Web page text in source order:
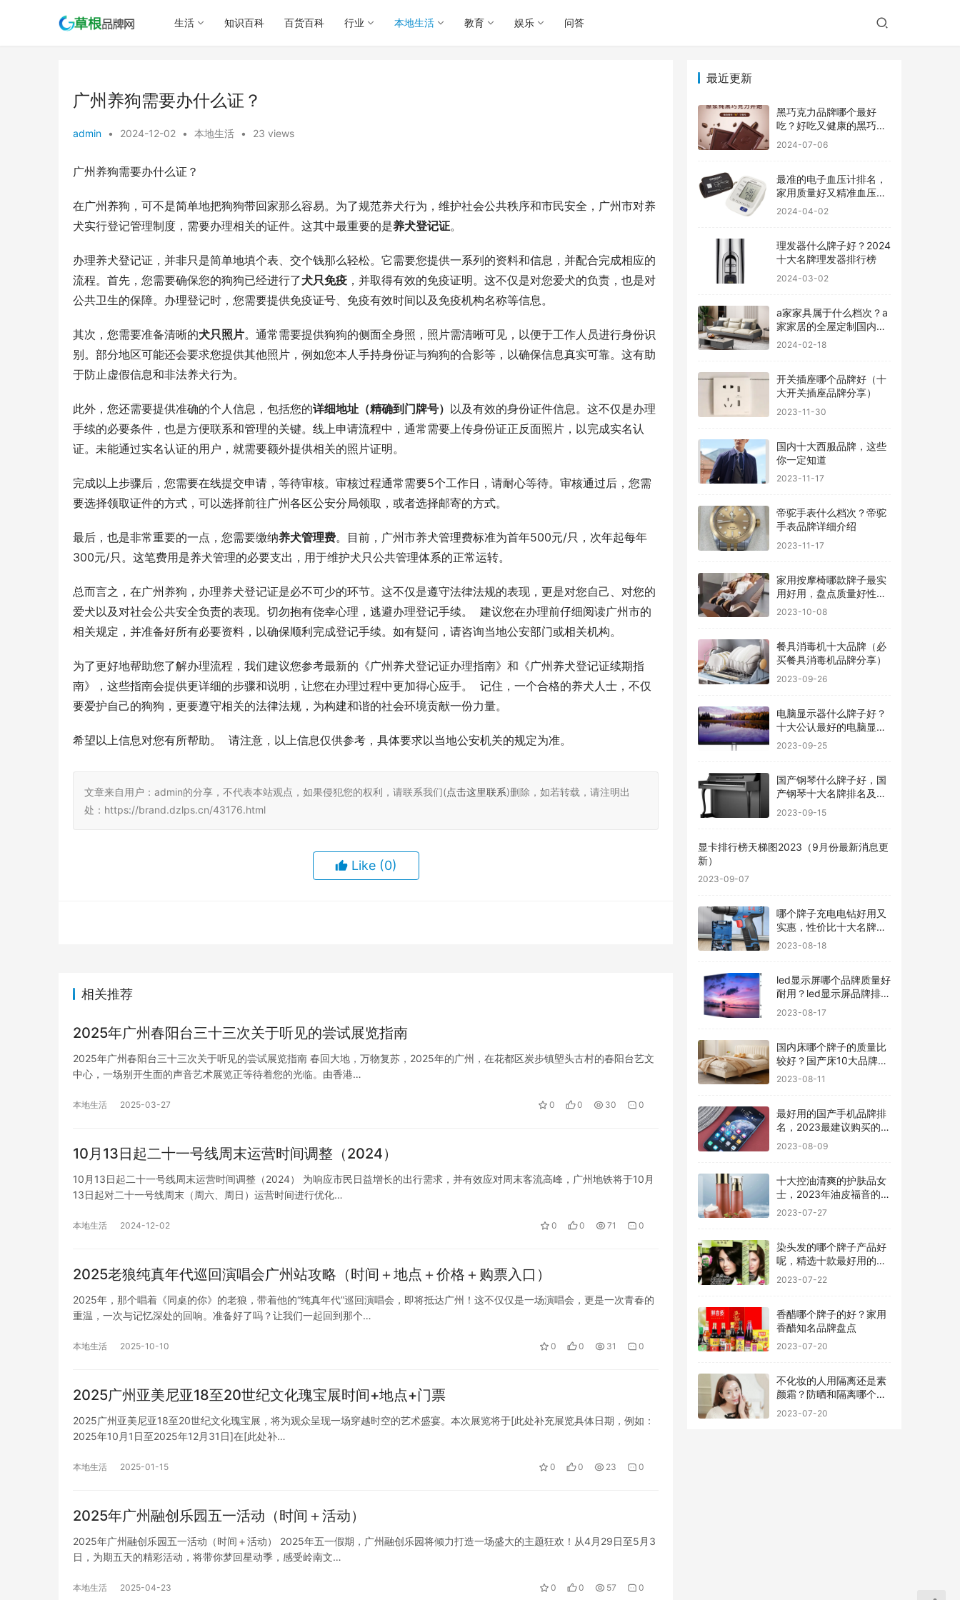
生活 知识百科 百货百科 行业 本地生活 教育 娱乐 问答
广州养狗需要办什么证？
admin • 2024-12-02 • 本地生活 • 23 views
广州养狗需要办什么证？
在广州养狗，可不是简单地把狗狗带回家那么容易。为了规范养犬行为，维护社会公共秩序和市民安全，广州市对养
犬实行登记管理制度，需要办理相关的证件。这其中最重要的是养犬登记证。
办理养犬登记证，并非只是简单地填个表、交个钱那么轻松。它需要您提供一系列的资料和信息，并配合完成相应的
流程。首先，您需要确保您的狗狗已经进行了犬只免疫 ，并取得有效的免疫证明。这不仅是对您爱犬的负责，也是对
公共卫生的保障。办理登记时，您需要提供免疫证号、免疫有效时间以及免疫机构名称等信息。
其次，您需要准备清晰的犬只照片。通常需要提供狗狗的侧面全身照，照片需清晰可见，以便于工作人员进行身份识
别。部分地区可能还会要求您提供其他照片，例如您本人手持身份证与狗狗的合影等，以确保信息真实可靠。这有助
于防止虚假信息和非法养犬行为。
此外，您还需要提供准确的个人信息，包括您的详细地址（精确到门牌号） 以及有效的身份证件信息。这不仅是办理
手续的必要条件，也是方便联系和管理的关键。线上申请流程中，通常需要上传身份证正反面照片，以完成实名认
证。未能通过实名认证的用户，就需要额外提供相关的照片证明。
完成以上步骤后，您需要在线提交申请，等待审核。审核过程通常需要5个工作日，请耐心等待。审核通过后，您需
要选择领取证件的方式，可以选择前往广州各区公安分局领取，或者选择邮寄的方式。
最后，也是非常重要的一点，您需要缴纳养犬管理费。目前，广州市养犬管理费标准为首年500元/只，次年起每年
300元/只。这笔费用是养犬管理的必要支出，用于维护犬只公共管理体系的正常运转。
总而言之，在广州养狗，办理养犬登记证是必不可少的环节。这不仅是遵守法律法规的表现，更是对您自己、对您的
爱犬以及对社会公共安全负责的表现。切勿抱有侥幸心理，逃避办理登记手续。  建议您在办理前仔细阅读广州市的
相关规定，并准备好所有必要资料，以确保顺利完成登记手续。如有疑问，请咨询当地公安部门或相关机构。
为了更好地帮助您了解办理流程，我们建议您参考最新的《广州养犬登记证办理指南》和《广州养犬登记证续期指
南》，这些指南会提供更详细的步骤和说明，让您在办理过程中更加得心应手。  记住，一个合格的养犬人士，不仅
要爱护自己的狗狗，更要遵守相关的法律法规，为构建和谐的社会环境贡献一份力量。
希望以上信息对您有所帮助。  请注意，以上信息仅供参考，具体要求以当地公安机关的规定为准。
文章来自用户：admin的分享，不代表本站观点，如果侵犯您的权利，请联系我们(点击这里联系)删除，如若转载，请注明出
处：https://brand.dzlps.cn/43176.html
Like (0)
相关推荐
2025年广州春阳台三十三次关于听见的尝试展览指南
2025年广州春阳台三十三次关于听见的尝试展览指南 春回大地，万物复苏，2025年的广州，在花都区炭步镇塱头古村的春阳台艺文
中心，一场别开生面的声音艺术展览正等待着您的光临。由香港…
本地生活 2025-03-27 0 0 30 0
10月13日起二十一号线周末运营时间调整（2024）
10月13日起二十一号线周末运营时间调整（2024） 为响应市民日益增长的出行需求，并有效应对周末客流高峰，广州地铁将于10月
13日起对二十一号线周末（周六、周日）运营时间进行优化…
本地生活 2024-12-02 0 0 71 0
2025老狼纯真年代巡回演唱会广州站攻略（时间＋地点＋价格＋购票入口）
2025年，那个唱着《同桌的你》的老狼，带着他的“纯真年代”巡回演唱会，即将抵达广州！这不仅仅是一场演唱会，更是一次青春的
重温，一次与记忆深处的回响。准备好了吗？让我们一起回到那个…
本地生活 2025-10-10 0 0 31 0
2025广州亚美尼亚18至20世纪文化瑰宝展时间+地点+门票
2025广州亚美尼亚18至20世纪文化瑰宝展，将为观众呈现一场穿越时空的艺术盛宴。本次展览将于[此处补充展览具体日期，例如：
2025年10月1日至2025年12月31日]在[此处补…
本地生活 2025-01-15 0 0 23 0
2025年广州融创乐园五一活动（时间＋活动）
2025年广州融创乐园五一活动（时间＋活动） 2025年五一假期，广州融创乐园将倾力打造一场盛大的主题狂欢！从4月29日至5月3
日，为期五天的精彩活动，将带你梦回星动季，感受岭南文…
本地生活 2025-04-23 0 0 57 0
最近更新
黑巧克力品牌哪个最好
吃？好吃又健康的黑巧克
力品牌
2024-07-06
最准的电子血压计排名，
家用质量好又精准血压计
品牌前十
2024-04-02
理发器什么牌子好？2024
十大名牌理发器排行榜
2024-03-02
a家家具属于什么档次？a
家家居的全屋定制国内排
行
2024-02-18
开关插座哪个品牌好（十
大开关插座品牌分享）
2023-11-30
国内十大西服品牌，这些
你一定知道
2023-11-17
帝驼手表什么档次？帝驼
手表品牌详细介绍
2023-11-17
家用按摩椅哪款牌子最实
用好用，盘点质量好性价
比高的品牌
2023-10-08
餐具消毒机十大品牌（必
买餐具消毒机品牌分享）
2023-09-26
电脑显示器什么牌子好？
十大公认最好的电脑显示
器
2023-09-25
国产钢琴什么牌子好，国
产钢琴十大名牌排名及价
格
2023-09-15
显卡排行榜天梯图2023（9月份最新消息更
新）
2023-09-07
哪个牌子充电电钻好用又
实惠，性价比十大名牌充
电电钻排名
2023-08-18
led显示屏哪个品牌质量好
耐用？led显示屏品牌排行
前十名
2023-08-17
国内床哪个牌子的质量比
较好？国产床10大品牌最
新排名
2023-08-11
最好用的国产手机品牌排
名，2023最建议购买的5
款手机
2023-08-09
十大控油清爽的护肤品女
士，2023年油皮福音的护
肤品有哪些
2023-07-27
染头发的哪个牌子产品好
呢，精选十款最好用的染
发剂品牌
2023-07-22
香醋哪个牌子的好？家用
香醋知名品牌盘点
2023-07-20
不化妆的人用隔离还是素
颜霜？防晒和隔离哪个先
用最好
2023-07-20